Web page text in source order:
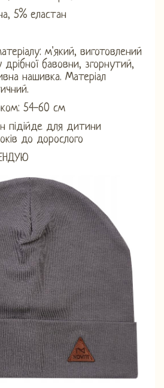
5% еластан
м'який, виготовлений
бавовни, згорнутий,
нашивка. Матеріал
54-60 см
підійде для дитини
до дорослого